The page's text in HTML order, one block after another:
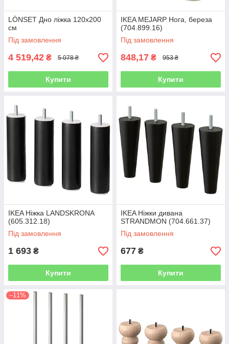
LÖNSET Дно ліжка 120х200
см
Під замовлення
4 519,42 ₴ 5 078 ₴
Купити
IKEA MEJARP Нога, береза
(704.899.16)
Під замовлення
848,17 ₴ 953 ₴
Купити
IKEA Ніжка LANDSKRONA
(605.312.18)
Під замовлення
1 693 ₴
Купити
IKEA Ніжки дивана
STRANDMON (704.661.37)
Під замовлення
677 ₴
Купити
–11%